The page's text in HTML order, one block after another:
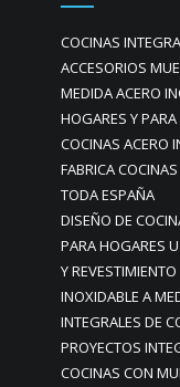
COCINAS
ACCESORIOS
MEDIDA ACERO
HOGARES Y
COCINAS ACERO
FABRICA
TODA ESPAÑA
DISEÑO DE
PARA HOGARES
Y
INOXIDABLE A
INTEGRALES DE
PROYECTOS
COCINAS CON